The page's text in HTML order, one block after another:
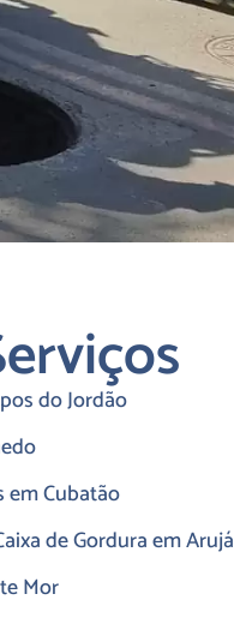
do Jordão
em Cubatão
de Gordura em Arujá
Mor